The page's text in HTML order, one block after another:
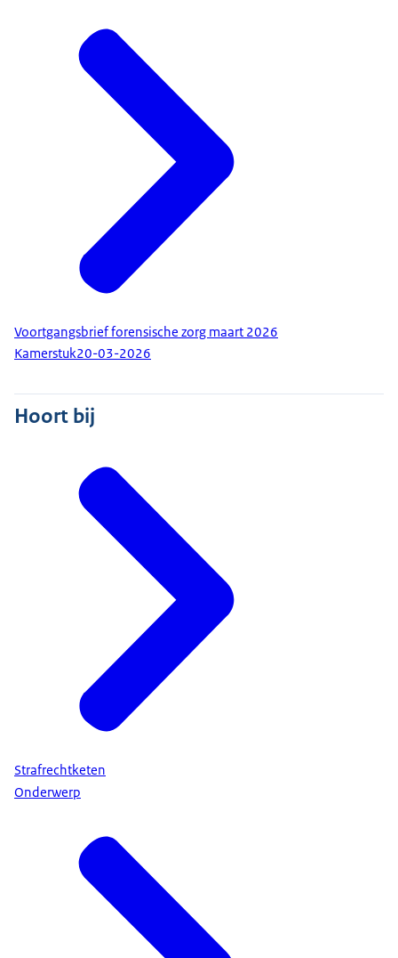
Voortgangsbrief forensische zorg maart 2026
Kamerstuk20-03-2026
Hoort bij
Strafrechtketen
Onderwerp